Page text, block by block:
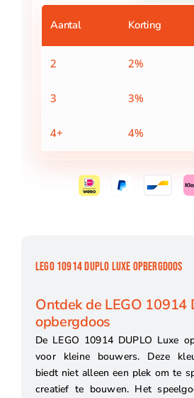
opbergdoos
Aantal Korting
2 2%
3 3%
4+ 4%
LEGO 10914 DUPLO LUXE OPBERGDOOS
Ontdek de LEGO 10914
opbergdoos
De LEGO 10914 DUPLO Luxe
voor kleine bouwers. Deze
biedt niet alleen een plek om te
creatief te bouwen. Het